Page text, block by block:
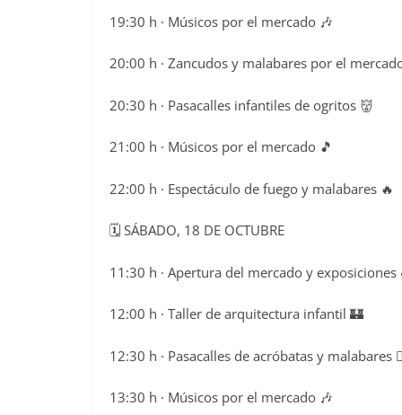
19:30 h · Músicos por el mercado 🎶
20:00 h · Zancudos y malabares por el
20:30 h · Pasacalles infantiles de ogritos 👹
21:00 h · Músicos por el mercado 🎵
22:00 h · Espectáculo de fuego y malabares 🔥
🗓️ SÁBADO, 18 DE OCTUBRE
11:30 h · Apertura del mercado y exposiciones
12:00 h · Taller de arquitectura infantil 🏰
12:30 h · Pasacalles de acróbatas y malabares
13:30 h · Músicos por el mercado 🎶